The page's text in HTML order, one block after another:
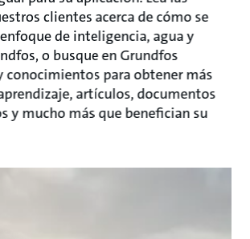
clientes acerca de cómo se
de inteligencia, agua y
o busque en Grundfos
conocimientos para obtener más
artículos, documentos
y mucho más que benefician su